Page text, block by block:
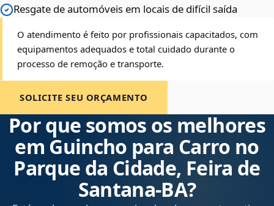
Resgate de automóveis em locais de difícil saída
O atendimento é feito por profissionais capacitados, com
equipamentos adequados e total cuidado durante o
processo de remoção e transporte.
SOLICITE SEU ORÇAMENTO
Por que somos os melhores
em Guincho para Carro no
Parque da Cidade, Feira de
Santana‑BA?